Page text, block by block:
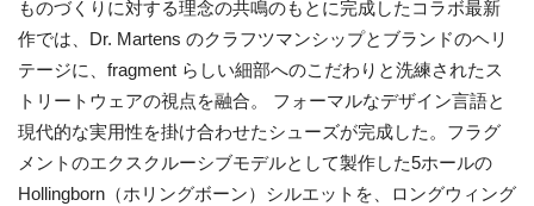
ものづくりに対する理念の共鳴のもとに完成したコラボ最新
作では、Dr. Martens のクラフツマンシップとブランドのヘリ
テージに、fragment らしい細部へのこだわりと洗練されたス
トリートウェアの視点を融合。 フォーマルなデザイン言語と
現代的な実用性を掛け合わせたシューズが完成した。フラグ
メントのエクスクルーシブモデルとして製作した5ホールの
Hollingborn（ホリングボーン）シルエットを、ロングウィング